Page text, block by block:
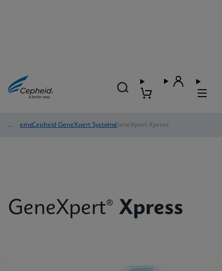
Systeme
/ Cepheid GeneXpert Systeme
/ GeneXpert Xpress
GeneXpert® Xpress